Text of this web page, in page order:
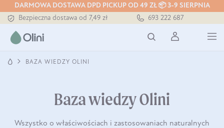
DARMOWA DOSTAWA DPD PICKUP OD 49 ZŁ 📦 3-9 SIERPNIA
Bezpieczna dostawa od 7,49 zł
Darmowa dostawa od 199 zł
693 222 687
BAZA WIEDZY OLINI
Baza wiedzy Olini
Wszystko o właściwościach i zastosowaniach naturalnych